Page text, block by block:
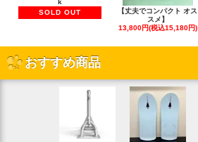
k
SOLD OUT
【丈夫でコンパクト オス
スメ】
13,800円(税込15,180円)
おすすめ商品